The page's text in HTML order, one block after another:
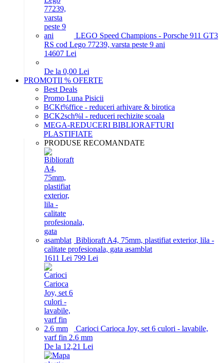
LEGO Speed Champions - Porsche 911 GT3
RS cod Lego 77239, varsta peste 9 ani
14607 Lei
De la 0,00 Lei
PROMOTII % OFERTE
Best Deals
Promo Luna Pisicii
BCKt%ffice - reduceri arhivare & birotica
BCK2sch%l - reduceri rechizite scoala
MEGA-REDUCERI BIBLIORAFTURI
PLASTIFIATE
PRODUSE RECOMANDATE
Biblioraft A4, 75mm, plastifiat exterior, lila -
calitate profesionala, gata asamblat
1611 Lei 799 Lei
Carioci Carioca Joy, set 6 culori - lavabile,
varf fin 2.6 mm
De la 12,21 Lei